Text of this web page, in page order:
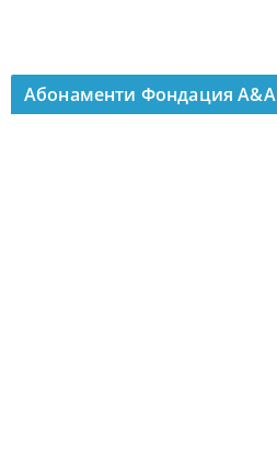
Абонаменти Фондация А&A